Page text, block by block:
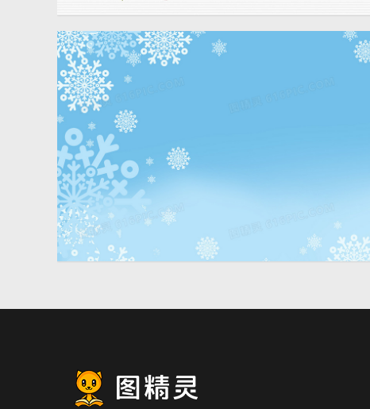
文艺小清新手绘花朵背景